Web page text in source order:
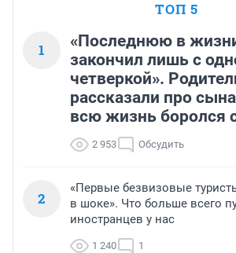
ТОП 5
1
«Последнюю в
закончил лишь с
четверкой».
рассказали про
всю жизнь боролся
2 953 Обсудить
2
«Первые безвизовые
в шоке». Что больше всего
иностранцев у нас
1 240 1